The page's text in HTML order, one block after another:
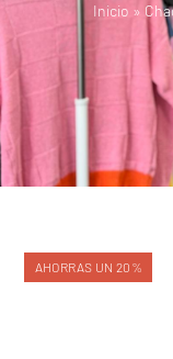
Inicio »
AHORRAS UN 20%